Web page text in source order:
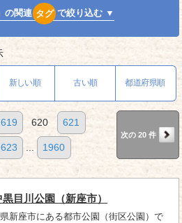
の関連 タグ で絞り込む ▼
新しい順 古い順 都道府県順
619 620 621
623 ... 1960
次の 20 件
目川公園（新座市）
新座市にある都市公園（街区公園）で